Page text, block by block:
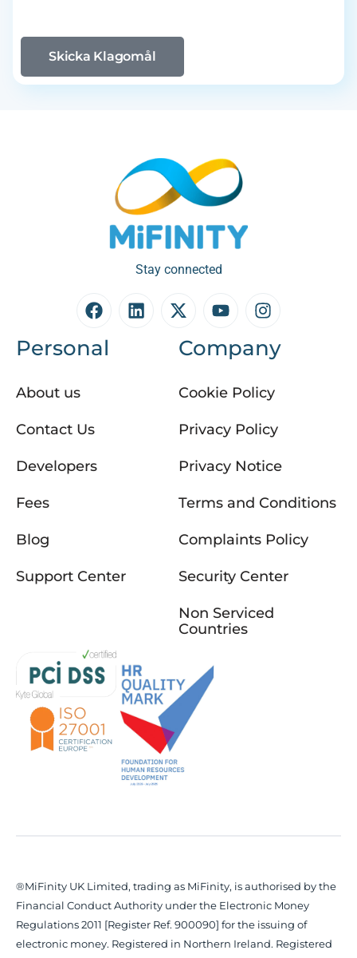
Skicka Klagomål
®MiFinity UK Limited, trading as MiFinity, is authorised by the
Financial Conduct Authority under the Electronic Money
Regulations 2011 [Register Ref. 900090] for the issuing of
electronic money. Registered in Northern Ireland. Registered
Stay connected
Personal
About us
Contact Us
Developers
Fees
Blog
Support Center
Company
Cookie Policy
Privacy Policy
Privacy Notice
Terms and Conditions
Complaints Policy
Security Center
Non Serviced
Countries